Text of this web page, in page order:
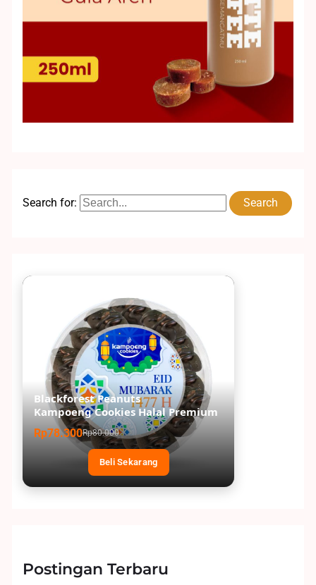
Search for:
Blackforest Peanuts
Kampoeng Cookies Halal Premium
Rp78.300Rp80.000
Beli Sekarang
Postingan Terbaru